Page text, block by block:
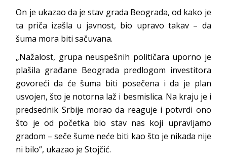
On je ukazao da je stav grada Beograda, od kako je
ta priča izašla u javnost, bio upravo takav – da
šuma mora biti sačuvana.
„Nažalost, grupa neuspešnih političara uporno je
plašila građane Beograda predlogom investitora
govoreći da će šuma biti posečena i da je plan
usvojen, što je notorna laž i besmislica. Na kraju je i
predsednik Srbije morao da reaguje i potvrdi ono
što je od početka bio stav nas koji upravljamo
gradom – seče šume neće biti kao što je nikada nije
ni bilo“, ukazao je Stojčić.